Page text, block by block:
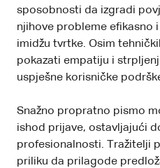
sposobnosti da izgradi
njihove probleme efikasno
imidžu tvrtke. Osim
pokazati empatiju i
uspješne korisničke
Snažno propratno pismo
ishod prijave, ostavljajući
profesionalnosti. Tražitelji
priliku da prilagode